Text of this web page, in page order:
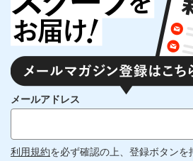
メールアドレス
利用規約を必ず確認の上、登録ボタンを